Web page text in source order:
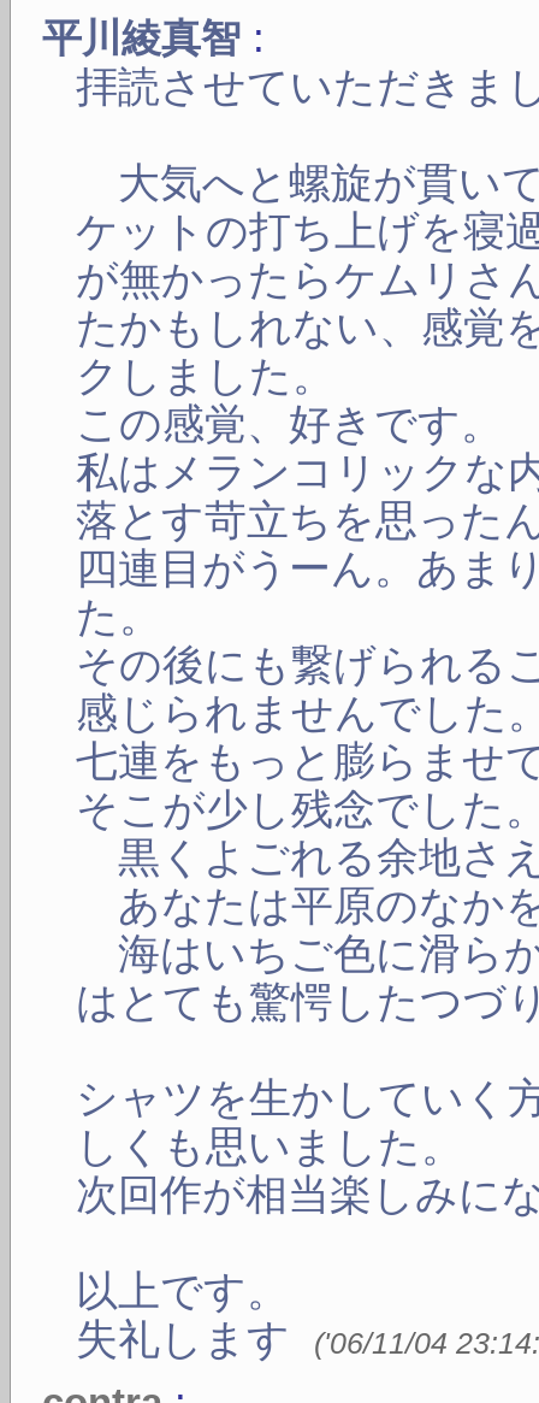
平川綾真智 :
拝読させていただきま
大気へと螺旋が貫い
ケットの打ち上げを寝
が無かったらケムリさ
たかもしれない、感覚
クしました。
この感覚、好きです。
私はメランコリックな
落とす苛立ちを思った
四連目がうーん。あま
た。
その後にも繋げられる
感じられませんでした
七連をもっと膨らませ
そこが少し残念でした
黒くよごれる余地さ
あなたは平原のなか
海はいちご色に滑ら
はとても驚愕したつづ
シャツを生かしていく
しくも思いました。
次回作が相当楽しみに
以上です。
失礼します
('06/11/04